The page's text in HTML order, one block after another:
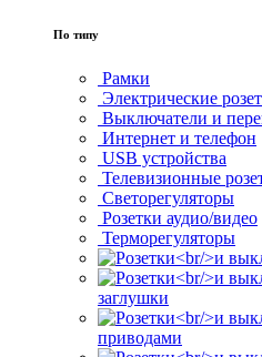
По типу
Рамки
Электрические
Выключатели и
Интернет и телефон
USB устройства
Телевизионные
Светорегуляторы
Розетки аудио/видео
Терморегуляторы
заглушки
приводами